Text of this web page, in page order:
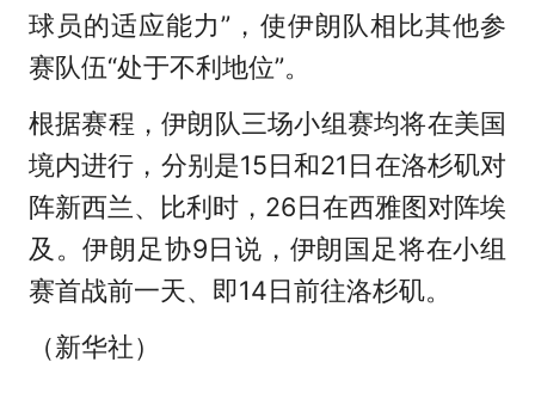
球员的适应能力”，使伊朗队相比其他参
赛队伍“处于不利地位”。
根据赛程，伊朗队三场小组赛均将在美国
境内进行，分别是15日和21日在洛杉矶对
阵新西兰、比利时，26日在西雅图对阵埃
及。伊朗足协9日说，伊朗国足将在小组
赛首战前一天、即14日前往洛杉矶。
（新华社）